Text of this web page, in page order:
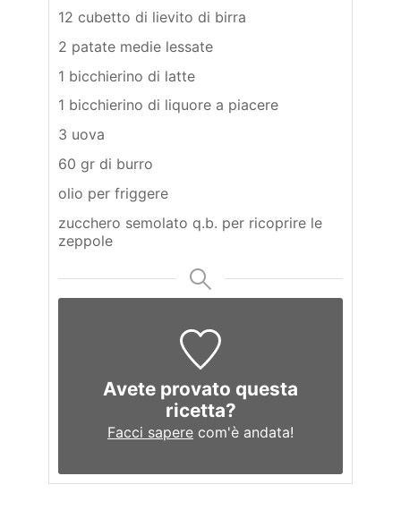
12 cubetto di lievito di birra
2 patate medie lessate
1 bicchierino di latte
1 bicchierino di liquore a piacere
3 uova
60 gr di burro
olio per friggere
zucchero semolato q.b. per ricoprire le
zeppole
Avete provato questa
ricetta?
Facci sapere com'è andata!